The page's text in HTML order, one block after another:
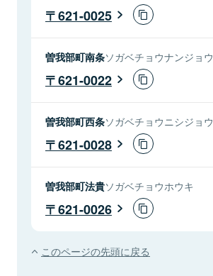
621-0025
曽我部町南条ソガベチョウナンジョウ
621-0022
曽我部町西条ソガベチョウニシジョウ
621-0028
曽我部町法貴ソガベチョウホウキ
621-0026
このページの先頭に戻る